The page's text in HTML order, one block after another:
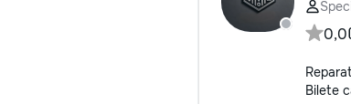
0,0
Bilete